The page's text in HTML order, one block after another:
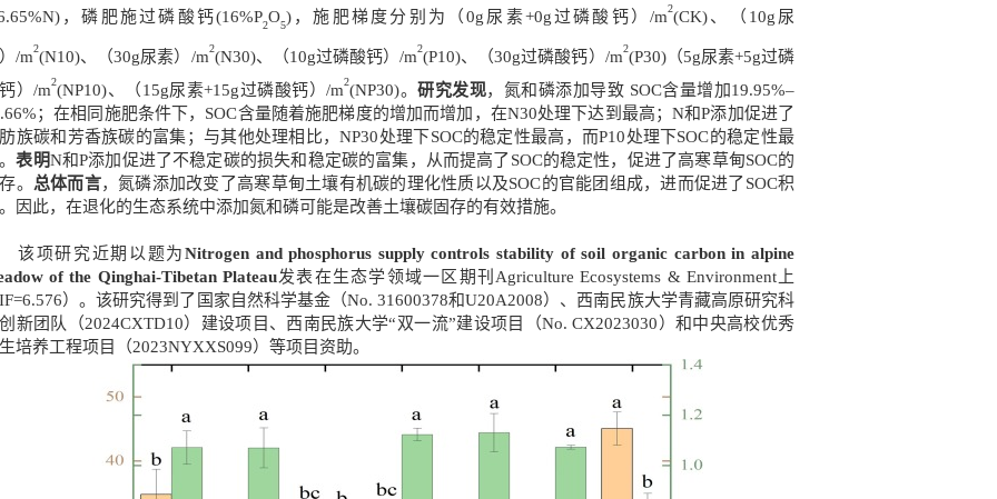
，磷肥施过磷酸钙(16%P2O5)，施肥梯度分别为（0g尿素+0g过磷酸钙）/m2(CK)、（10g尿
/m2(N10)、（30g尿素）/m2(N30)、（10g过磷酸钙）/m2(P10)、（30g过磷酸钙）/m2(P30)（5g尿素+5g过磷
）/m2(NP10)、（15g尿素+15g过磷酸钙）/m2(NP30)。研究发现，氮和磷添加导致 SOC含量增加19.95%–
；在相同施肥条件下，SOC含量随着施肥梯度的增加而增加，在N30处理下达到最高；N和P添加促进了
族碳和芳香族碳的富集；与其他处理相比，NP30处理下SOC的稳定性最高，而P10处理下SOC的稳定性最
表明N和P添加促进了不稳定碳的损失和稳定碳的富集，从而提高了SOC的稳定性，促进了高寒草甸SOC的
。 总体而言，氮磷添加改变了高寒草甸土壤有机碳的理化性质以及SOC的官能团组成，进而促进了SOC积
因此，在退化的生态系统中添加氮和磷可能是改善土壤碳固存的有效措施。
该项研究近期以题为Nitrogen and phosphorus supply controls stability of soil organic carbon in alpine
of the Qinghai-Tibetan Plateau发表在生态学领域一区期刊 Agriculture Ecosystems & Environment上
）。该研究得到了国家自然科学基金（No. 31600378和U20A2008）、西南民族大学青藏高原研究科
新团队（2024CXTD10）建设项目、西南民族大学“双一流”建设项目（No. CX2023030）和中央高校优秀
培养工程项目（2023NYXXS099）等项目资助。